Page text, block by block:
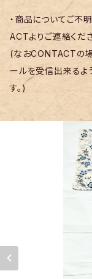
・商品についてご不
ACTよりご連絡くだ
(なおCONTACTの
ールを受信出来るよ
す。)